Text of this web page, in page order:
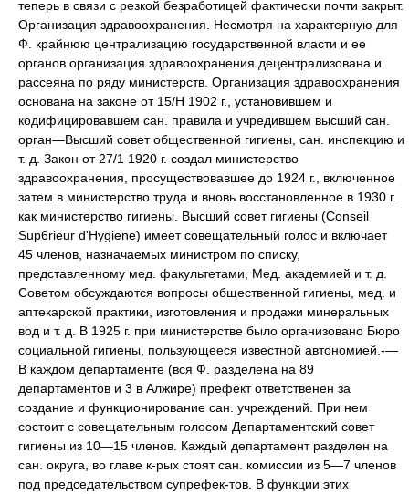
теперь в связи с резкой безработицей фактически почти закрыт.
Организация здравоохранения. Несмотря на характерную для
Ф. крайнюю централизацию государственной власти и ее
органов организация здравоохранения децентрализована и
рассеяна по ряду министерств. Организация здравоохранения
основана на законе от 15/Н 1902 г., установившем и
кодифицировавшем сан. правила и учредившем высший сан.
орган—Высший совет общественной гигиены, сан. инспекцию и
т. д. Закон от 27/1 1920 г. создал министерство
здравоохранения, просуществовавшее до 1924 г., включенное
затем в министерство труда и вновь восстановленное в 1930 г.
как министерство гигиены. Высший совет гигиены (Conseil
Sup6rieur d'Hygiene) имеет совещательный голос и включает
45 членов, назначаемых министром по списку,
представленному мед. факультетами, Мед. академией и т. д.
Советом обсуждаются вопросы общественной гигиены, мед. и
аптекарской практики, изготовления и продажи минеральных
вод и т. д. В 1925 г. при министерстве было организовано Бюро
социальной гигиены, пользующееся известной автономией.-—
В каждом департаменте (вся Ф. разделена на 89
департаментов и 3 в Алжире) префект ответственен за
создание и функционирование сан. учреждений. При нем
состоит с совещательным голосом Департаментский совет
гигиены из 10—15 членов. Каждый департамент разделен на
сан. округа, во главе к-рых стоят сан. комиссии из 5—7 членов
под председательством супрефек-тов. В функции этих